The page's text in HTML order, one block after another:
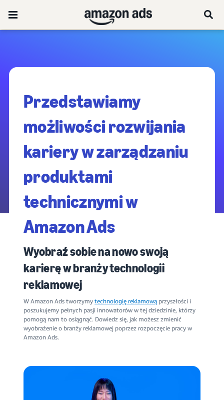
Przedstawiamy
możliwości rozwijania
kariery w zarządzaniu
produktami
technicznymi w
Amazon Ads
Wyobraź sobie na nowo swoją
karierę w branży technologii
reklamowej
W Amazon Ads tworzymy technologię reklamową przyszłości i
poszukujemy pełnych pasji innowatorów w tej dziedzinie, którzy
pomogą nam to osiągnąć. Dowiedz się, jak możesz zmienić
wyobrażenie o branży reklamowej poprzez rozpoczęcie pracy w
Amazon Ads.